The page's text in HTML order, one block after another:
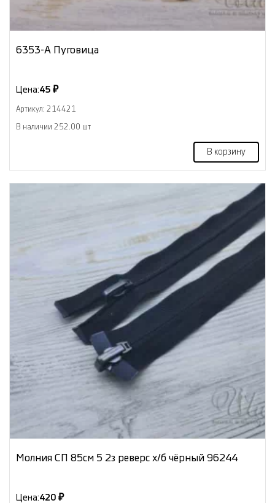
6353-А Пуговица
Цена:45 ₽
Артикул: 214421
В наличии 252.00 шт
В корзину
Молния СП 85см 5 2з реверс х/б чёрный 96244
Цена:420 ₽